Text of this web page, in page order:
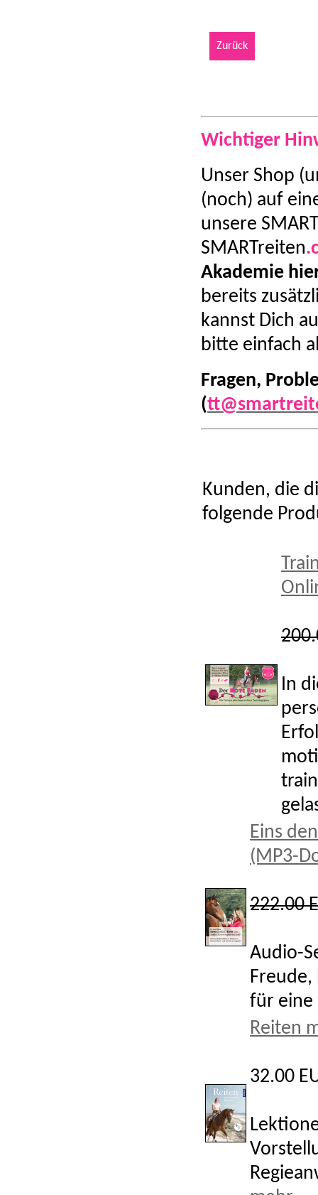
Zurück
Wichtiger
Unser Shop
(noch) auf
unsere
SMARTreiten
Akademie
bereits
kannst Dich
bitte einfach
Fragen,
(
Kunden, die
folgende
In
Eins
(MP3-
222.00
Audio-
Freude,
für eine
Reiten
32.00